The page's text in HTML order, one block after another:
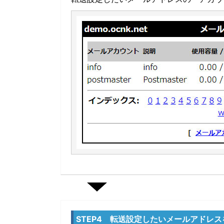
STEP4 転送設定したいメールアドレス